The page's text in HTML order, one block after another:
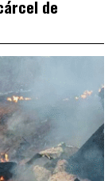
de